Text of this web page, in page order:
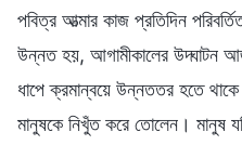
পবিত্র আত্মার কাজ প্রতিদিন
উন্নত হয়, আগামীকালের উদ্ঘাটন
ধাপে ক্রমান্বয়ে উন্নততর হতে
মানুষকে নিখুঁত করে তোলেন। মানুষ